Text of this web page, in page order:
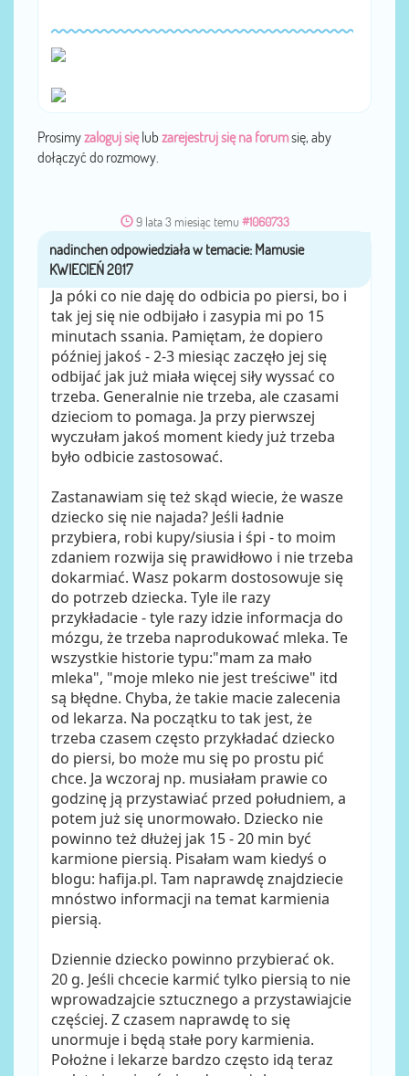
Prosimyzaloguj sięlub zarejestruj się na forumsię, aby
dołączyć do rozmowy.
9 lata 3 miesiąc temu #1060733
przeznadinchen
Ja póki co nie daję do odbicia po piersi, bo i
tak jej się nie odbijało i zasypia mi po 15
minutach ssania. Pamiętam, że dopiero
później jakoś - 2-3 miesiąc zaczęło jej się
odbijać jak już miała więcej siły wyssać co
trzeba. Generalnie nie trzeba, ale czasami
dzieciom to pomaga. Ja przy pierwszej
wyczułam jakoś moment kiedy już trzeba
było odbicie zastosować.
Zastanawiam się też skąd wiecie, że wasze
dziecko się nie najada? Jeśli ładnie
przybiera, robi kupy/siusia i śpi - to moim
zdaniem rozwija się prawidłowo i nie trzeba
dokarmiać. Wasz pokarm dostosowuje się
do potrzeb dziecka. Tyle ile razy
przykładacie - tyle razy idzie informacja do
mózgu, że trzeba naprodukować mleka. Te
wszystkie historie typu:"mam za mało
mleka", "moje mleko nie jest treściwe" itd
są błędne. Chyba, że takie macie zalecenia
od lekarza. Na początku to tak jest, że
trzeba czasem często przykładać dziecko
do piersi, bo może mu się po prostu pić
chce. Ja wczoraj np. musiałam prawie co
godzinę ją przystawiać przed południem, a
potem już się unormowało. Dziecko nie
powinno też dłużej jak 15 - 20 min być
karmione piersią. Pisałam wam kiedyś o
blogu: hafija.pl. Tam naprawdę znajdziecie
mnóstwo informacji na temat karmienia
piersią.
Dziennie dziecko powinno przybierać ok.
20 g. Jeśli chcecie karmić tylko piersią to nie
wprowadzajcie sztucznego a przystawiajcie
częściej. Z czasem naprawdę to się
unormuje i będą stałe pory karmienia.
Położne i lekarze bardzo często idą teraz